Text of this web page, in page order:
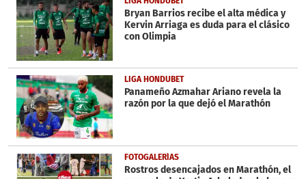
Bryan Barrios recibe el alta médica y
Kervin Arriaga es duda para el clásico
con Olimpia
LIGA HONDUBET
Panameño Azmahar Ariano revela la
razón por la que dejó el Marathón
FOTOGALERÍAS
Rostros desencajados en Marathón, el